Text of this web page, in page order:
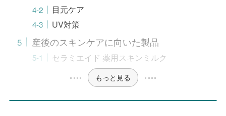
目元ケア
UV対策
産後のスキンケアに向いた製品
セラミエイド 薬用スキンミルク
もっと見る